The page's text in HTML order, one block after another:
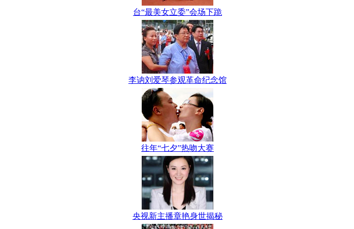
台“最美女立委”会场下跪
李讷刘爱琴参观革命纪念馆
往年“七夕”热吻大赛
央视新主播章艳身世揭秘